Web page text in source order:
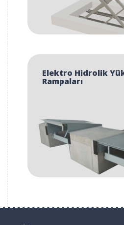
Elektro Hidrolik
Rampaları